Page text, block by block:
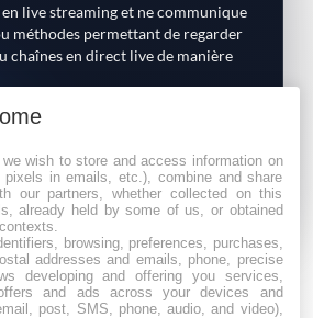
live streaming et ne communique
méthodes permettant de regarder
chaînes en direct live de manière
interdit aux mineurs (-18 ans en
des risques : endettement,
de problème, appelez le 09-74-75-
, we wish to store and access information on
in emails, etc.), combine and share
our partners, whether collected on this
already held by some of us, or obtained
browsing, preferences, purchases,
addresses and emails, phone, precise
developing and offering you services,
and ads across your devices and
post, SMS, phone, audio, and video),